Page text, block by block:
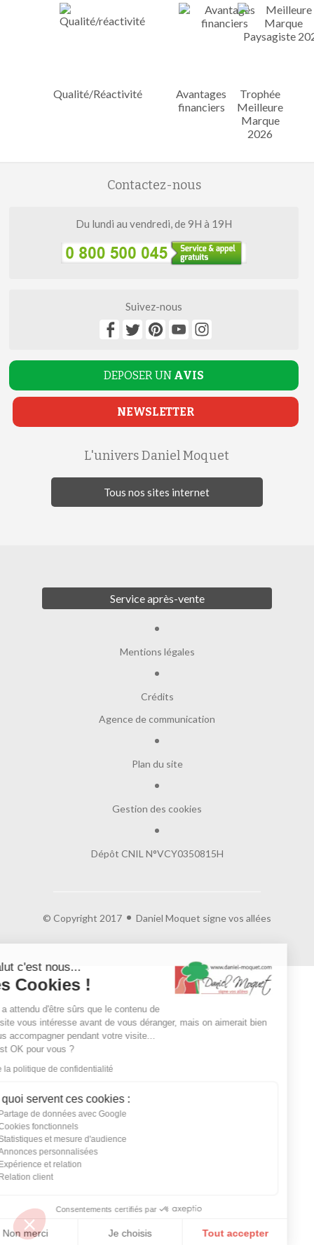
Qualité/Réactivité
Avantages
financiers
Trophée
Meilleure
Marque
2026
Contactez-nous
Du lundi au vendredi, de 9H à 19H
Suivez-nous
DEPOSER UN AVIS
NEWSLETTER
L'univers Daniel Moquet
Tous nos sites internet
Service après-vente
Mentions légales
Crédits
Agence de communication
Plan du site
Gestion des cookies
Dépôt CNIL N°VCY0350815H
© Copyright 2017 Daniel Moquet signe vos allées
Salut c'est nous...
les Cookies !
On a attendu d'être sûrs que le contenu de
ce site vous intéresse avant de vous déranger, mais on aimerait bien
vous accompagner pendant votre visite...
C'est OK pour vous ?
Lire la politique de confidentialité
À quoi servent ces cookies :
Partage de données avec Google
Cookies fonctionnels
Statistiques et mesure d'audience
Annonces personnalisées
Expérience et relation
Relation client
Consentements certifiés par
Non merci Je choisis Tout accepter